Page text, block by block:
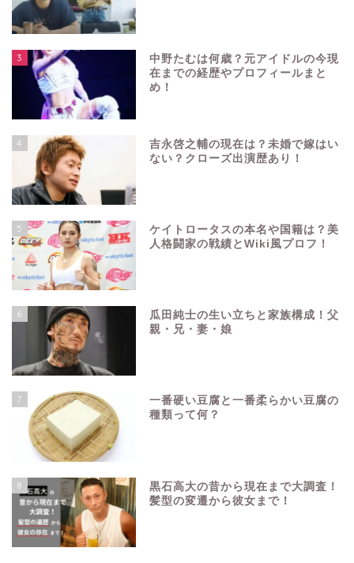
3
中野たむは何歳？元アイドルの今現
在までの経歴やプロフィールまと
め！
4
吉永啓之輔の現在は？未婚で嫁はい
ない？クローズ出演歴あり！
5
ケイトロータスの本名や国籍は？美
人格闘家の戦績とWiki風プロフ！
6
瓜田純士の生い立ちと家族構成！父
親・兄・妻・娘
7
一番硬い豆腐と一番柔らかい豆腐の
種類って何？
8
黒石高大の昔から現在まで大調査！
髪型の変遷から彼女まで！